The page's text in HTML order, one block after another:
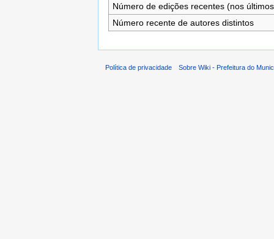
Número de edições recentes (nos
Número recente de autores distintos
Política de privacidade Sobre Wiki - Prefeitura do